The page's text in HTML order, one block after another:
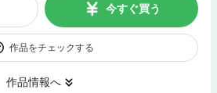
今すぐ買う
作品をチェックする
作品情報へ